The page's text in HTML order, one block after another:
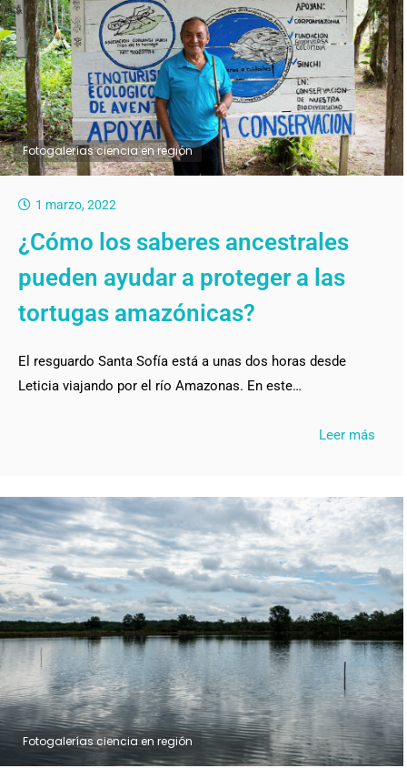
Fotogalerías ciencia en región
1 marzo, 2022
¿Cómo los saberes ancestrales
pueden ayudar a proteger a las
tortugas amazónicas?
El resguardo Santa Sofía está a unas dos horas desde
Leticia viajando por el río Amazonas. En este…
Leer más
Fotogalerías ciencia en región